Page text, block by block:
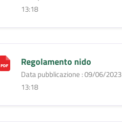
13:18
Regolamento nido
Data pubblicazione : 09/06/2023
13:18